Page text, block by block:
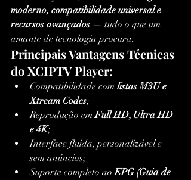
moderno, compatibilidade universal e
recursos avançados — tudo o que um
amante de tecnologia procura.
Principais Vantagens Técnicas
do XCIPTV Player:
Compatibilidade com listas M3U e
Xtream Codes;
Reprodução em Full HD, Ultra HD
e 4K;
Interface fluida, personalizável e
sem anúncios;
Suporte completo ao EPG (Guia de